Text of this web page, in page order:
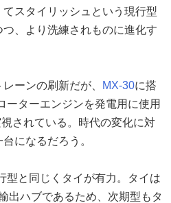
スタイリッシュという現行型
、より洗練されものに進化す
ーンの刷新だが、 MX-30に搭
ーターエンジンを発電用に使用
されている。時代の変化に対
になるだろう。
型と同じくタイが有力。タイは
出ハブであるため、次期型もタ